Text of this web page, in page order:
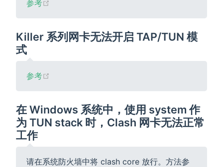
参考
Killer 系列网卡无法开启 TAP/TUN 模
式
参考
在 Windows 系统中，使用 system 作
为 TUN stack 时，Clash 网卡无法正常
工作
请在系统防火墙中将 clash core 放行。方法参